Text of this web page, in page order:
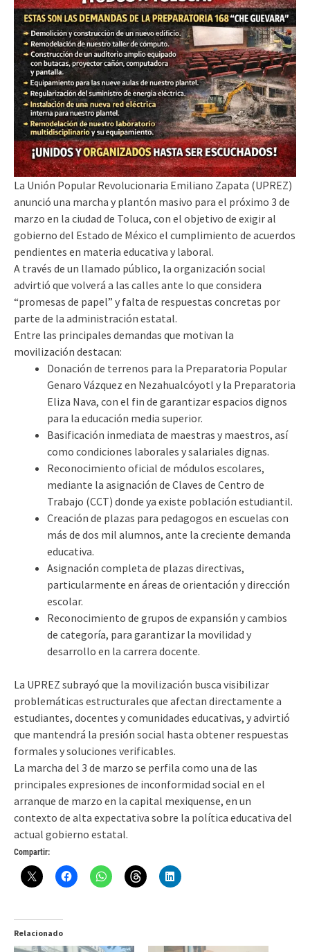
La Unión Popular Revolucionaria Emiliano Zapata (UPREZ)
anunció una marcha y plantón masivo para el próximo 3 de
marzo en la ciudad de Toluca, con el objetivo de exigir al
gobierno del Estado de México el cumplimiento de acuerdos
pendientes en materia educativa y laboral.
A través de un llamado público, la organización social
advirtió que volverá a las calles ante lo que considera
“promesas de papel” y falta de respuestas concretas por
parte de la administración estatal.
Entre las principales demandas que motivan la
movilización destacan:
Donación de terrenos para la Preparatoria Popular
Genaro Vázquez en Nezahualcóyotl y la Preparatoria
Eliza Nava, con el fin de garantizar espacios dignos
para la educación media superior.
Basificación inmediata de maestras y maestros, así
como condiciones laborales y salariales dignas.
Reconocimiento oficial de módulos escolares,
mediante la asignación de Claves de Centro de
Trabajo (CCT) donde ya existe población estudiantil.
Creación de plazas para pedagogos en escuelas con
más de dos mil alumnos, ante la creciente demanda
educativa.
Asignación completa de plazas directivas,
particularmente en áreas de orientación y dirección
escolar.
Reconocimiento de grupos de expansión y cambios
de categoría, para garantizar la movilidad y
desarrollo en la carrera docente.
La UPREZ subrayó que la movilización busca visibilizar
problemáticas estructurales que afectan directamente a
estudiantes, docentes y comunidades educativas, y advirtió
que mantendrá la presión social hasta obtener respuestas
formales y soluciones verificables.
La marcha del 3 de marzo se perfila como una de las
principales expresiones de inconformidad social en el
arranque de marzo en la capital mexiquense, en un
contexto de alta expectativa sobre la política educativa del
actual gobierno estatal.
Compartir:
Relacionado